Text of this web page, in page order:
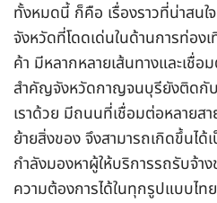
ทั้งหมดนี้ ก็คือ เรื่องราวที่น่าสน
จังหวัดที่โดดเด่นในด้านการท่อง
ค้า มีหลากหลายเส้นทางและเชื่อ
สำคัญจังหวัดกาญจนบุรียังติดกั
เราด้วย มีถนนที่เชื่อมต่อหลายส
ย้ายสิ่งของ จึงสามารถเกิดขึ้นไ
กำลังมองหาผู้ให้บริการรถรับจ้า
ความต้องการได้ในทุกรูปแบบไ